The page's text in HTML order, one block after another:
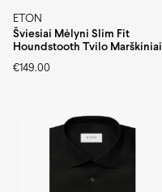
ETON
Šviesiai Mėlyni Slim Fit
Houndstooth Tvilo Marškiniai
€149.00